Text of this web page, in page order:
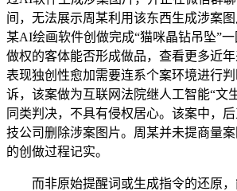
间，无法展示周某利用该东西生成涉案
某AI绘画软件创做完成“猫咪晶钻吊坠”
做权的客体能否形成做品，查看更多近
表现独创性愈加需要连系个案环境进行
诉，该案做为互联网法院继人工智能“文
同类判决，不具有侵权居心。该案中，
技公司删除涉案图片。周某并未提商量
的创做过程记实。
而非原始提醒词或生成指令的还原，